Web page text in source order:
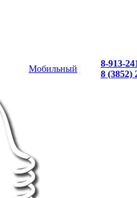
Мобильный
8-913-
8 (3852)